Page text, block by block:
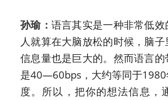
孙瑜： 语言其实是一种非常低
人就算在大脑放松的时候，脑
信息量也是巨大的。然而语言
是40—60bps，大约等同于1980
度。所以，把你的想法信息，